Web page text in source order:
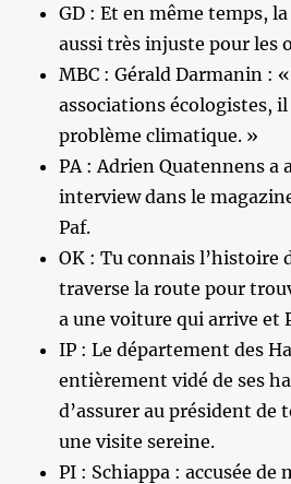
GD : Et en même temps,
aussi très injuste pour les
MBC : Gérald Darmanin :
associations écologistes, il
problème climatique. »
PA : Adrien Quatennens a
interview dans le
Paf.
OK : Tu connais l’histoire
traverse la route pour
a une voiture qui arrive et
IP : Le département des
entièrement vidé de ses
d’assurer au président de
une visite sereine.
PI : Schiappa : accusée de